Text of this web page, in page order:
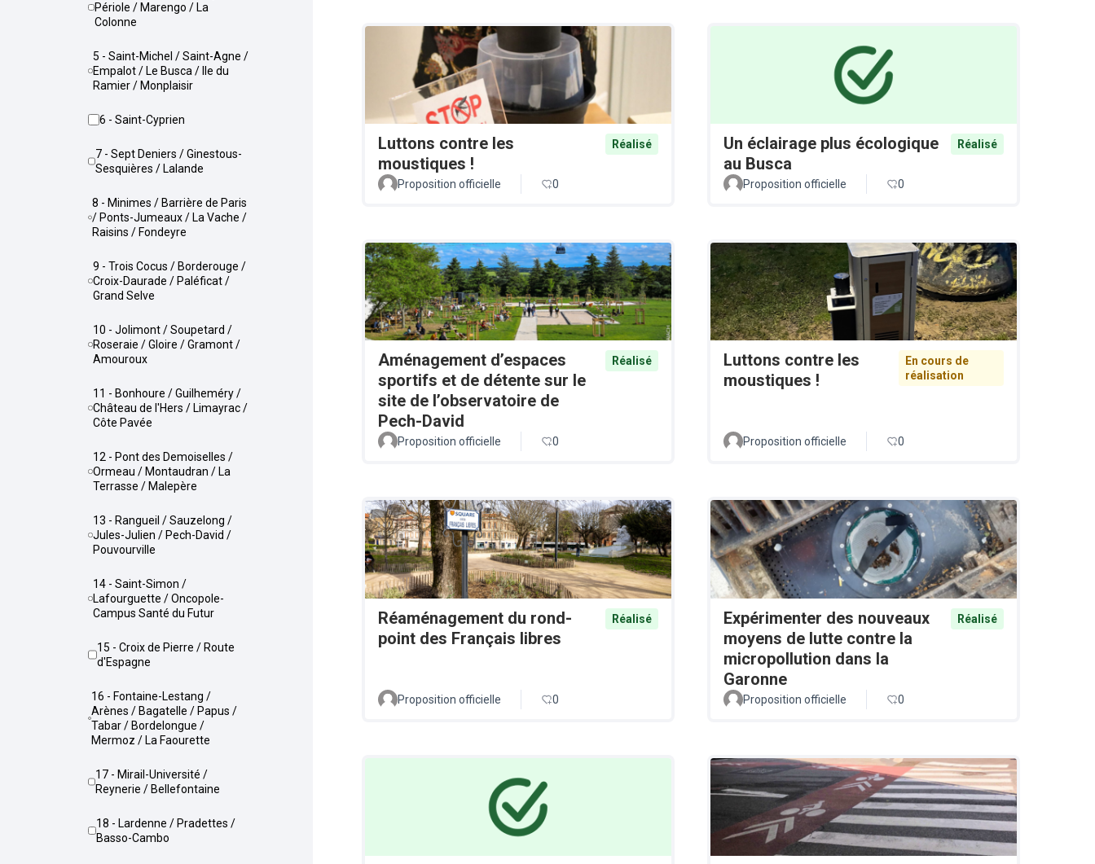
Périole / Marengo / La
Colonne
5 - Saint-Michel / Saint-Agne /
Empalot / Le Busca / Ile du
Ramier / Monplaisir
6 - Saint-Cyprien
7 - Sept Deniers / Ginestous-
Sesquières / Lalande
8 - Minimes / Barrière de Paris
/ Ponts-Jumeaux / La Vache /
Raisins / Fondeyre
9 - Trois Cocus / Borderouge /
Croix-Daurade / Paléficat /
Grand Selve
10 - Jolimont / Soupetard /
Roseraie / Gloire / Gramont /
Amouroux
11 - Bonhoure / Guilheméry /
Château de l'Hers / Limayrac /
Côte Pavée
12 - Pont des Demoiselles /
Ormeau / Montaudran / La
Terrasse / Malepère
13 - Rangueil / Sauzelong /
Jules-Julien / Pech-David /
Pouvourville
14 - Saint-Simon /
Lafourguette / Oncopole-
Campus Santé du Futur
15 - Croix de Pierre / Route
d'Espagne
16 - Fontaine-Lestang /
Arènes / Bagatelle / Papus /
Tabar / Bordelongue /
Mermoz / La Faourette
17 - Mirail-Université /
Reynerie / Bellefontaine
18 - Lardenne / Pradettes /
Basso-Cambo
Luttons contre les
moustiques !
Réalisé
Proposition officielle 0
Un éclairage plus écologique
au Busca
Réalisé
Proposition officielle 0
Aménagement d’espaces
sportifs et de détente sur le
site de l’observatoire de
Pech-David
Réalisé
Proposition officielle 0
Luttons contre les
moustiques !
En cours de
réalisation
Proposition officielle 0
Réaménagement du rond-
point des Français libres
Réalisé
Proposition officielle 0
Expérimenter des nouveaux
moyens de lutte contre la
micropollution dans la
Garonne
Réalisé
Proposition officielle 0